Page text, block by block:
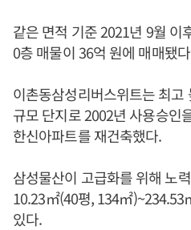
같은 면적 기준 2021년 9월 이
0층 매물이 36억 원에 매매됐
이촌동삼성리버스위트는 최고
규모 단지로 2002년 사용승인
한신아파트를 재건축했다.
삼성물산이 고급화를 위해 노
10.23㎡(40평, 134㎡
있다.